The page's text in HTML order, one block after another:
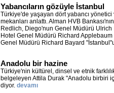
Yabancıların gözüyle İstanbul
Türkiye'de yaşayan dört yabancı
mekanları anlattı. Alman HVB
Redlich, Diego'nun Genel Müdürü Ulrich
Hotel Genel Müdürü Richard
Genel Müdürü Richard Bayard
Anadolu bir hazine
Türkiye'nin kültürel, dinsel ve etnik
belgeleyen Attila Durak "Anadolu birbiri
diyor. devamı